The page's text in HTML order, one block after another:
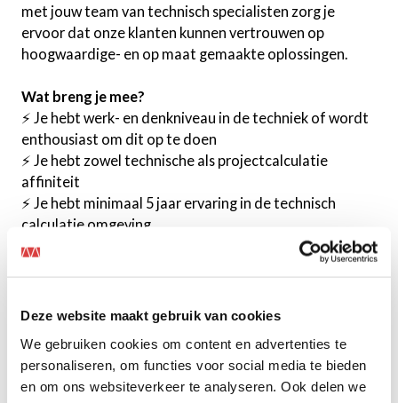
Deze website maakt gebruik van cookies
We gebruiken cookies om content en advertenties te
personaliseren, om functies voor social media te bieden
en om ons websiteverkeer te analyseren. Ook delen we
met jouw team van technisch specialisten zorg je
ervoor dat onze klanten kunnen vertrouwen op
hoogwaardige- en op maat gemaakte oplossingen.
Wat breng je mee?
⚡ Je hebt werk- en denkniveau in de techniek of wordt
enthousiast om dit op te doen
⚡ Je hebt zowel technische als projectcalculatie
affiniteit
⚡ Je hebt minimaal 5 jaar ervaring in de technisch
calculatie omgeving
⚡ Je houdt ervan om in een dynamische werkomgeving
Dit biedt Mansveld (o.b.v. 40 uur)
ervaring en kennisniveau
⚡25 vakantiedagen, 13 adv-dagen
⚡Een goede pensioenregeling conform de CAO Metaal